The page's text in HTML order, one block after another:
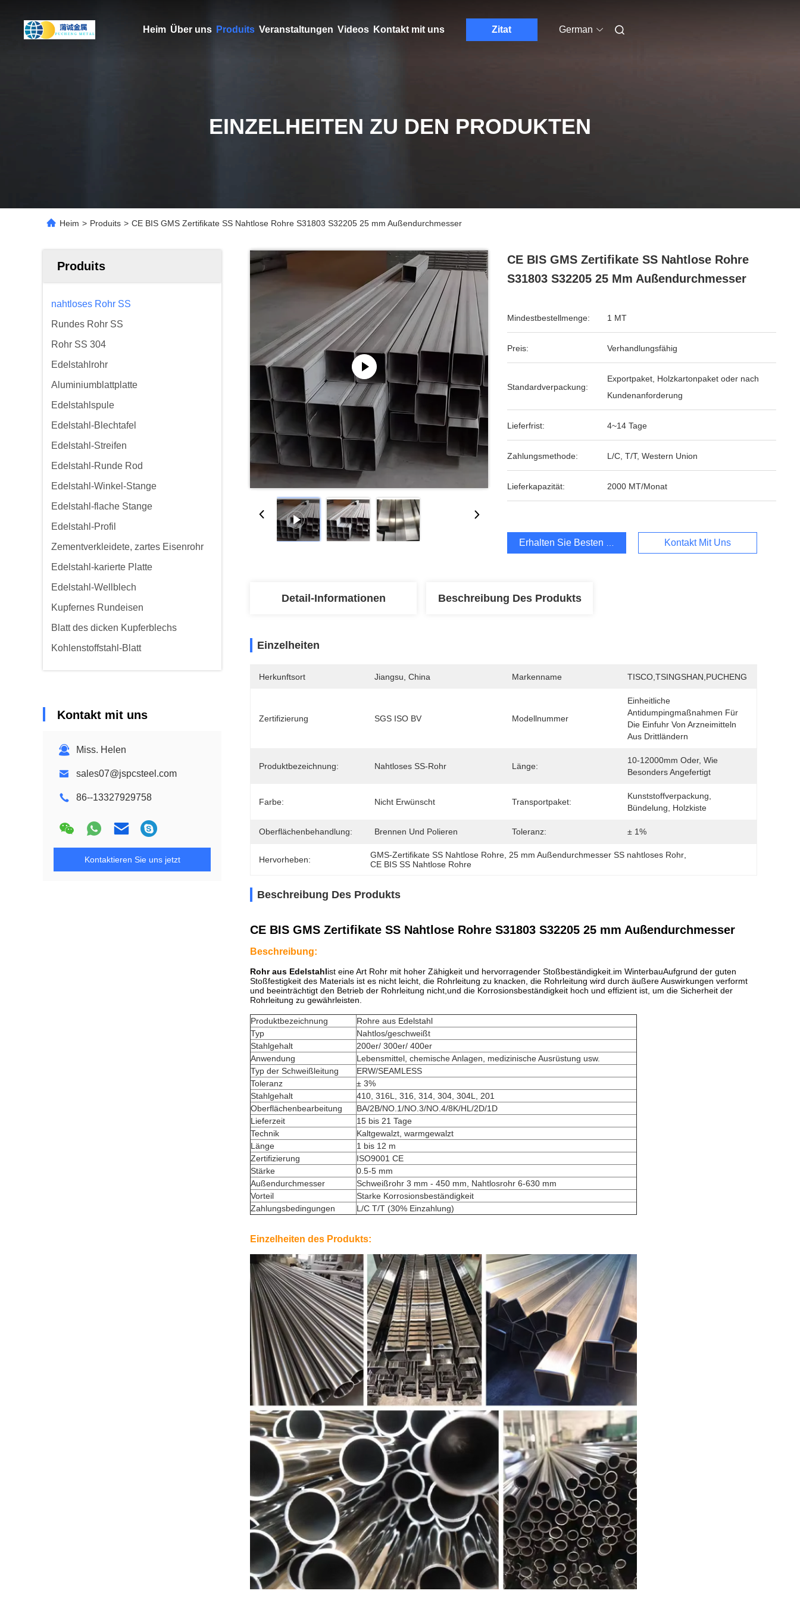
Heim Über uns Produits Veranstaltungen Videos Kontakt mit uns Zitat German
EINZELHEITEN ZU DEN PRODUKTEN
Heim > Produits > CE BIS GMS Zertifikate SS Nahtlose Rohre S31803 S32205 25 mm Außendurchmesser
Produits
nahtloses Rohr SS
Rundes Rohr SS
Rohr SS 304
Edelstahlrohr
Aluminiumblattplatte
Edelstahlspule
Edelstahl-Blechtafel
Edelstahl-Streifen
Edelstahl-Runde Rod
Edelstahl-Winkel-Stange
Edelstahl-flache Stange
Edelstahl-Profil
Zementverkleidete, zartes Eisenrohr
Edelstahl-karierte Platte
Edelstahl-Wellblech
Kupfernes Rundeisen
Blatt des dicken Kupferblechs
Kohlenstoffstahl-Blatt
Kontakt mit uns
Miss. Helen
sales07@jspcsteel.com
86--13327929758
Kontaktieren Sie uns jetzt
CE BIS GMS Zertifikate SS Nahtlose Rohre
S31803 S32205 25 Mm Außendurchmesser
Mindestbestellmenge: 1 MT
Preis: Verhandlungsfähig
Standardverpackung:
Exportpaket, Holzkartonpaket oder nach
Kundenanforderung
Lieferfrist: 4~14 Tage
Zahlungsmethode: L/C, T/T, Western Union
Lieferkapazität: 2000 MT/Monat
Erhalten Sie Besten Preis Kontakt Mit Uns
Detail-Informationen Beschreibung Des Produkts
Einzelheiten
Herkunftsort Jiangsu, China Markenname TISCO,TSINGSHAN,PUCHENG
Zertifizierung SGS ISO BV Modellnummer
Einheitliche
Antidumpingmaßnahmen Für
Die Einfuhr Von Arzneimitteln
Aus Drittländern
Produktbezeichnung: Nahtloses SS-Rohr Länge:
10-12000mm Oder, Wie
Besonders Angefertigt
Farbe: Nicht Erwünscht Transportpaket:
Kunststoffverpackung,
Bündelung, Holzkiste
Oberflächenbehandlung: Brennen Und Polieren Toleranz: ± 1%
Hervorheben: GMS-Zertifikate SS Nahtlose Rohre 25 mm Außendurchmesser SS nahtloses Rohr
CE BIS SS Nahtlose Rohre
Beschreibung Des Produkts
CE BIS GMS Zertifikate SS Nahtlose Rohre S31803 S32205 25 mm Außendurchmesser
Beschreibung:
Rohr aus Edelstahlist eine Art Rohr mit hoher Zähigkeit und hervorragender Stoßbeständigkeit.im WinterbauAufgrund der guten
Stoßfestigkeit des Materials ist es nicht leicht, die Rohrleitung zu knacken, die Rohrleitung wird durch äußere Auswirkungen verformt
und beeinträchtigt den Betrieb der Rohrleitung nicht,und die Korrosionsbeständigkeit hoch und effizient ist, um die Sicherheit der
Rohrleitung zu gewährleisten.
Produktbezeichnung
Rohre aus Edelstahl
Typ
Nahtlos/geschweißt
Stahlgehalt
200er/ 300er/ 400er
Anwendung
Lebensmittel, chemische Anlagen, medizinische Ausrüstung usw.
Typ der Schweißleitung
ERW/SEAMLESS
Toleranz
± 3%
Stahlgehalt
410, 316L, 316, 314, 304, 304L, 201
Oberflächenbearbeitung
BA/2B/NO.1/NO.3/NO.4/8K/HL/2D/1D
Lieferzeit
15 bis 21 Tage
Technik
Kaltgewalzt, warmgewalzt
Länge
1 bis 12 m
Zertifizierung
ISO9001 CE
Stärke
0.5-5 mm
Außendurchmesser
Schweißrohr 3 mm - 450 mm, Nahtlosrohr 6-630 mm
Vorteil
Starke Korrosionsbeständigkeit
Zahlungsbedingungen
L/C T/T (30% Einzahlung)
Einzelheiten des Produkts: